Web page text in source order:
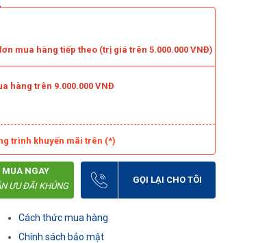
mua hàng tiếp theo (trị giá trên 5.000.000 VNĐ)
hàng trên 9.000.000 VNĐ
trình khuyến mãi trên (*)
MUA NGAY
ƯU ĐÃI KHỦNG
GỌI LẠI CHO TÔI
Cách thức mua hàng
Chính sách bảo mật